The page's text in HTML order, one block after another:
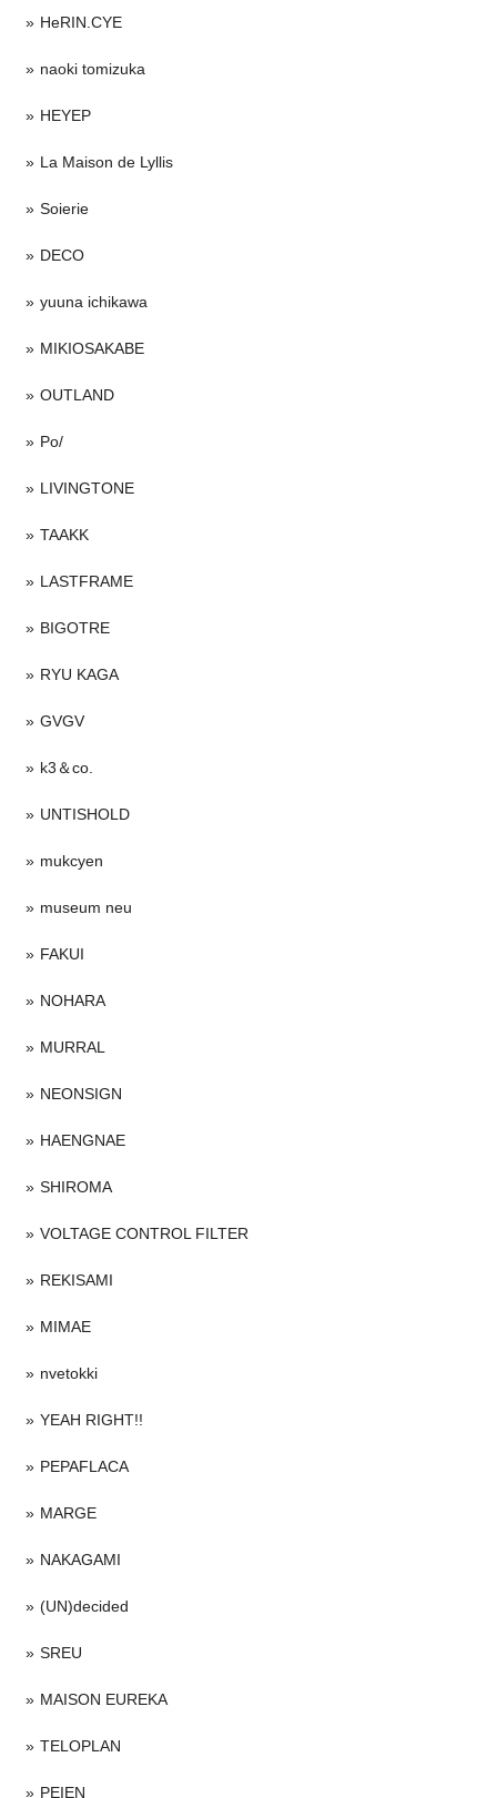
HeRIN.CYE
naoki tomizuka
HEYEP
La Maison de Lyllis
Soierie
DECO
yuuna ichikawa
MIKIOSAKABE
OUTLAND
Po/
LIVINGTONE
TAAKK
LASTFRAME
BIGOTRE
RYU KAGA
GVGV
k3＆co.
UNTISHOLD
mukcyen
museum neu
FAKUI
NOHARA
MURRAL
NEONSIGN
HAENGNAE
SHIROMA
VOLTAGE CONTROL FILTER
REKISAMI
MIMAE
nvetokki
YEAH RIGHT!!
PEPAFLACA
MARGE
NAKAGAMI
(UN)decided
SREU
MAISON EUREKA
TELOPLAN
PEIEN